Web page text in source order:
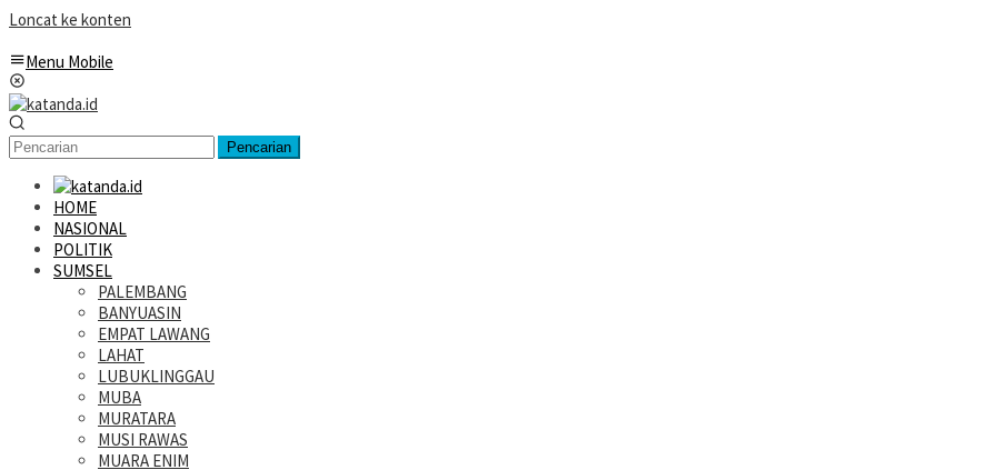
Loncat ke konten
Menu Mobile
Pencarian
HOME
NASIONAL
POLITIK
SUMSEL
PALEMBANG
BANYUASIN
EMPAT LAWANG
LAHAT
LUBUKLINGGAU
MUBA
MURATARA
MUSI RAWAS
MUARA ENIM